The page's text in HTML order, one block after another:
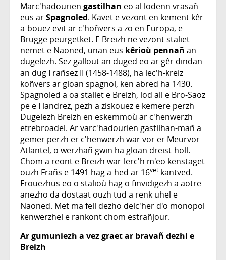
Marc'hadourien gastilhan eo al lodenn vrasañ
eus arSpagnoled. Kavet e vezont en kement kêr
a-bouez evit ar c'hoñvers a zo en Europa, e
Brugge peurgetket. E Breizh ne vezont staliet
nemet e Naoned, unan eus kêrioù pennañ an
dugelezh. Sez gallout an duged eo ar gêr dindan
an dug Frañsez II (1458-1488), ha lec'h-kreiz
koñvers ar gloan spagnol, ken abred ha 1430.
Spagnoled a oa staliet e Breizh, lod all e Bro-Saoz
pe e Flandrez, pezh a ziskouez e kemere perzh
Dugelezh Breizh en eskemmoù ar c'henwerzh
etrebroadel. Ar varc'hadourien gastilhan-mañ a
gemer perzh er c'henwerzh war vor er Meurvor
Atlantel, o werzhañ gwin ha gloan dreist-holl.
Chom a reont e Breizh war-lerc'h m'eo kenstaget
ouzh Frañs e 1491 hag a-hed ar 16vet kantved.
Frouezhus eo o stalioù hag o finvidigezh a aotre
anezho da dostaat ouzh tud a renk uhel e
Naoned. Met ma fell dezho delc'her d'o monopol
kenwerzhel e rankont chom estrañjour.
Ar gumuniezh a vez graet ar bravañ dezhi e
Breizh